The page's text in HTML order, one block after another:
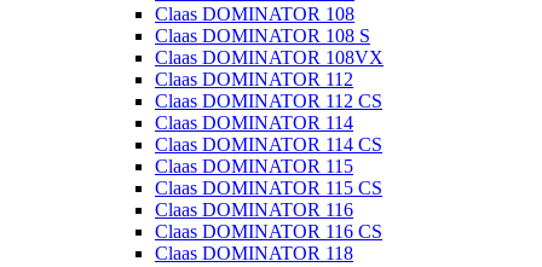
Claas DOMINATOR 108
Claas DOMINATOR 108 S
Claas DOMINATOR 108VX
Claas DOMINATOR 112
Claas DOMINATOR 112 CS
Claas DOMINATOR 114
Claas DOMINATOR 114 CS
Claas DOMINATOR 115
Claas DOMINATOR 115 CS
Claas DOMINATOR 116
Claas DOMINATOR 116 CS
Claas DOMINATOR 118